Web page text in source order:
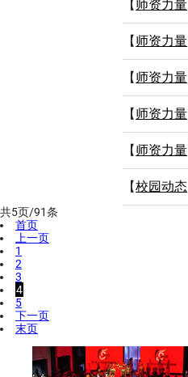
【师资力量
【师资力量
【师资力量
【师资力量
【师资力量
【校园动态
共5页/91条
首页
上一页
1
2
3
4
5
下一页
末页